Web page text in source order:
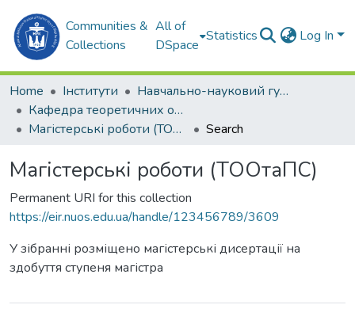
Communities &
Collections
All of
DSpace
Statistics Log In
Home Інститути
Навчально-науковий гуманітарний інститут (ННГІ)
Кафедра теоретичних основ олімпійського та професійного спорту (ТООтаПС)
Магістерські роботи (ТООтаПС)
Search
Магістерські роботи (ТООтаПС)
Permanent URI for this collection
https://eir.nuos.edu.ua/handle/123456789/3609
У зібранні розміщено магістерські дисертації на
здобуття ступеня магістра